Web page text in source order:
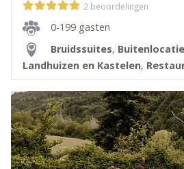
2 beoordelingen
0-199 gasten
Bruidssuites,
Landhuizen en Kastelen,